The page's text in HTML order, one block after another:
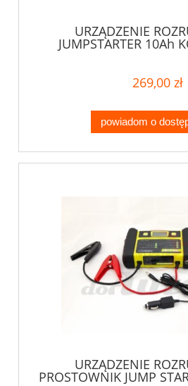
URZĄDZENIE
JUMPSTARTER 10Ah
269,00 zł
powiadom o
URZĄDZENIE
PROSTOWNIK JUMP